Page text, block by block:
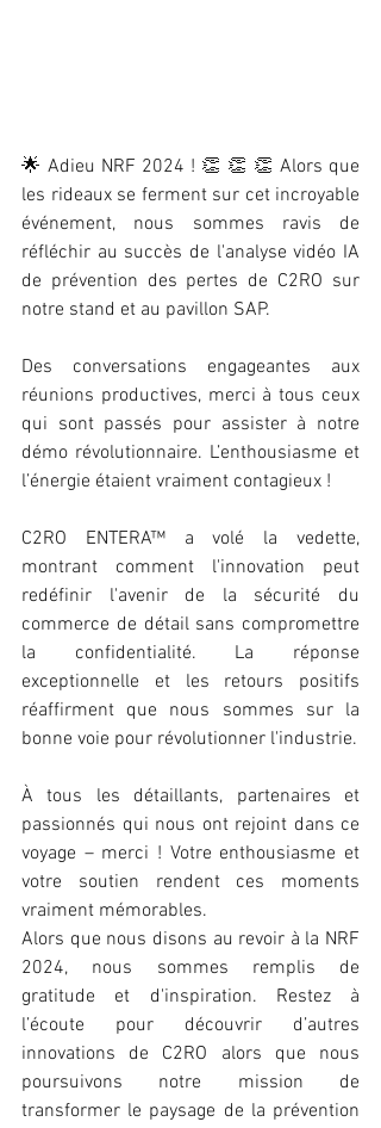
🌟 Adieu NRF 2024 ! 👏 👏 👏 Alors que
les rideaux se ferment sur cet incroyable
événement, nous sommes ravis de
réfléchir au succès de l'analyse vidéo IA
de prévention des pertes de C2RO sur
notre stand et au pavillon SAP.
Des conversations engageantes aux
réunions productives, merci à tous ceux
qui sont passés pour assister à notre
démo révolutionnaire. L’enthousiasme et
l’énergie étaient vraiment contagieux !
C2RO ENTERA™ a volé la vedette,
montrant comment l'innovation peut
redéfinir l'avenir de la sécurité du
commerce de détail sans compromettre
la confidentialité. La réponse
exceptionnelle et les retours positifs
réaffirment que nous sommes sur la
bonne voie pour révolutionner l'industrie.
À tous les détaillants, partenaires et
passionnés qui nous ont rejoint dans ce
voyage – merci ! Votre enthousiasme et
votre soutien rendent ces moments
vraiment mémorables.
Alors que nous disons au revoir à la NRF
2024, nous sommes remplis de
gratitude et d'inspiration. Restez à
l’écoute pour découvrir d’autres
innovations de C2RO alors que nous
poursuivons notre mission de
transformer le paysage de la prévention